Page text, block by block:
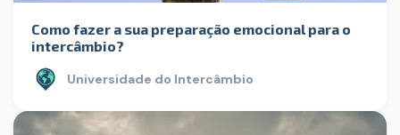
Como fazer a sua preparação emocional para o
intercâmbio?
Universidade do Intercâmbio